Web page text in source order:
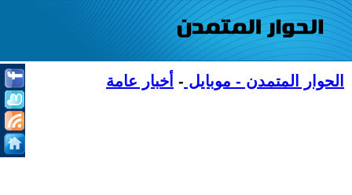
الحوار المتمدن - موبايل - أخبار عامة